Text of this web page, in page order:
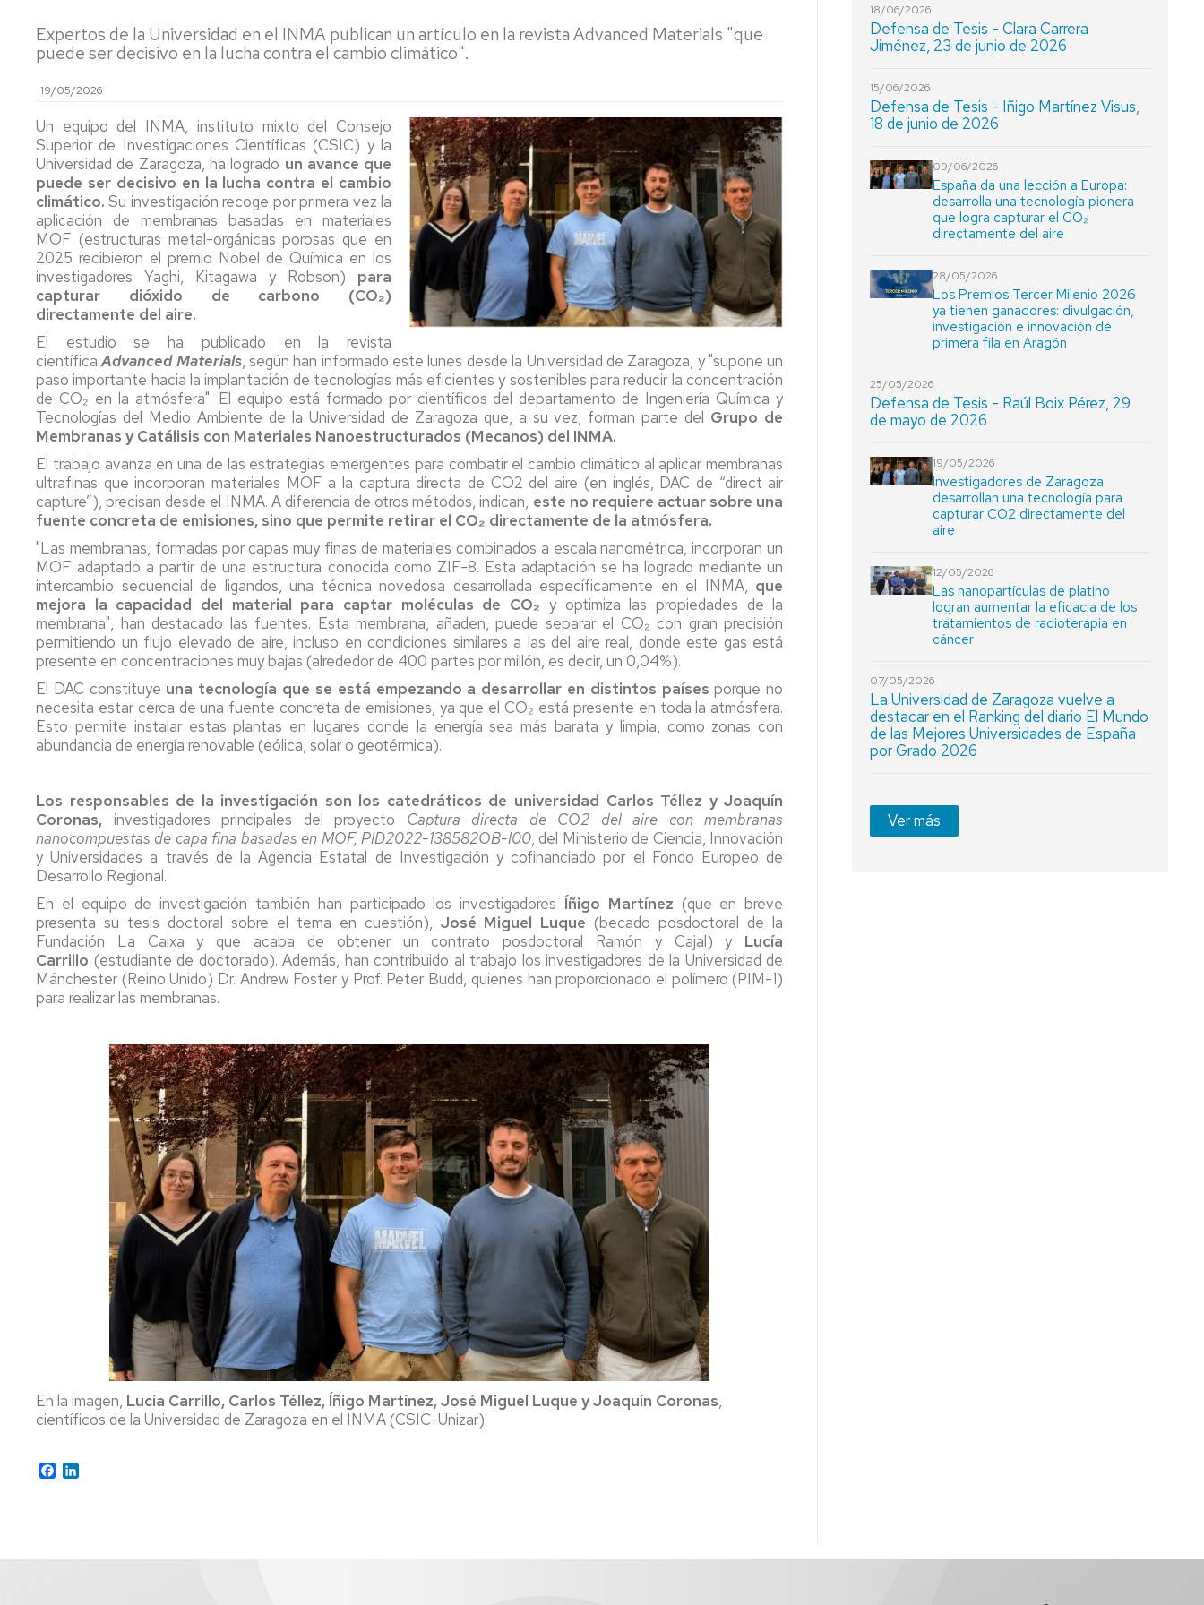
COMISIÓN
DE
SELECCIÓN
PROYECTOS
INVESTIGACIÓN
TESIS
DEFENDIDAS
Expertos de la Universidad en el INMA publican un artículo en la revista Advanced Materials "que
puede ser decisivo en la lucha contra el cambio climático".
19/05/2026
Un equipo del INMA, instituto mixto del Consejo
Superior de Investigaciones Científicas (CSIC) y la
Universidad de Zaragoza, ha logrado un avance que
puede ser decisivo en la lucha contra el cambio
climático. Su investigación recoge por primera vez la
aplicación de membranas basadas en materiales
MOF (estructuras metal-orgánicas porosas que en
2025 recibieron el premio Nobel de Química en los
investigadores Yaghi, Kitagawa y Robson) para
capturar dióxido de carbono (CO₂)
directamente del aire.
El estudio se ha publicado en la revista
científicaAdvanced Materials, según han informado este lunes desde la Universidad de Zaragoza, y "supone un
paso importante hacia la implantación de tecnologías más eficientes y sostenibles para reducir la concentración
de CO₂ en la atmósfera". El equipo está formado por científicos del departamento de Ingeniería Química y
Tecnologías del Medio Ambiente de la Universidad de Zaragoza que, a su vez, forman parte del Grupo de
Membranas y Catálisis con Materiales Nanoestructurados (Mecanos) del INMA.
El trabajo avanza en una de las estrategias emergentes para combatir el cambio climático al aplicar membranas
ultrafinas que incorporan materiales MOF a la captura directa de CO2 del aire (en inglés, DAC de “direct air
capture”), precisan desde el INMA. A diferencia de otros métodos, indican, este no requiere actuar sobre una
fuente concreta de emisiones, sino que permite retirar el CO₂ directamente de la atmósfera.
"Las membranas, formadas por capas muy finas de materiales combinados a escala nanométrica, incorporan un
MOF adaptado a partir de una estructura conocida como ZIF-8. Esta adaptación se ha logrado mediante un
intercambio secuencial de ligandos, una técnica novedosa desarrollada específicamente en el INMA, que
mejora la capacidad del material para captar moléculas de CO₂ y optimiza las propiedades de la
membrana", han destacado las fuentes. Esta membrana, añaden, puede separar el CO₂ con gran precisión
permitiendo un flujo elevado de aire, incluso en condiciones similares a las del aire real, donde este gas está
presente en concentraciones muy bajas (alrededor de 400 partes por millón, es decir, un 0,04%).
El DAC constituye una tecnología que se está empezando a desarrollar en distintos países porque no
necesita estar cerca de una fuente concreta de emisiones, ya que el CO₂ está presente en toda la atmósfera.
Esto permite instalar estas plantas en lugares donde la energía sea más barata y limpia, como zonas con
abundancia de energía renovable (eólica, solar o geotérmica).
Los responsables de la investigación son los catedráticos de universidad Carlos Téllez y Joaquín
Coronas, investigadores principales del proyecto Captura directa de CO2 del aire con membranas
nanocompuestas de capa fina basadas en MOF, PID2022-138582OB-I00, del Ministerio de Ciencia, Innovación
y Universidades a través de la Agencia Estatal de Investigación y cofinanciado por el Fondo Europeo de
Desarrollo Regional.
En el equipo de investigación también han participado los investigadores Íñigo Martínez (que en breve
presenta su tesis doctoral sobre el tema en cuestión), José Miguel Luque (becado posdoctoral de la
Fundación La Caixa y que acaba de obtener un contrato posdoctoral Ramón y Cajal) y Lucía
Carrillo (estudiante de doctorado). Además, han contribuido al trabajo los investigadores de la Universidad de
Mánchester (Reino Unido) Dr. Andrew Foster y Prof. Peter Budd, quienes han proporcionado el polímero (PIM-1)
para realizar las membranas.
En la imagen, Lucía Carrillo, Carlos Téllez, Íñigo Martínez, José Miguel Luque y Joaquín Coronas,
científicos de la Universidad de Zaragoza en el INMA (CSIC-Unizar)
Facebook
18/06/2026
Defensa de Tesis - Clara Carrera
Jiménez, 23 de junio de 2026
15/06/2026
Defensa de Tesis - Iñigo Martínez Visus,
18 de junio de 2026
09/06/2026
España da una lección a Europa:
desarrolla una tecnología pionera
que logra capturar el CO₂
directamente del aire
28/05/2026
Los Premios Tercer Milenio 2026
ya tienen ganadores: divulgación,
investigación e innovación de
primera fila en Aragón
25/05/2026
Defensa de Tesis - Raúl Boix Pérez, 29
de mayo de 2026
19/05/2026
Investigadores de Zaragoza
desarrollan una tecnología para
capturar CO2 directamente del
aire
12/05/2026
Las nanopartículas de platino
logran aumentar la eficacia de los
tratamientos de radioterapia en
cáncer
07/05/2026
La Universidad de Zaragoza vuelve a
destacar en el Ranking del diario El Mundo
de las Mejores Universidades de España
por Grado 2026
Ver más